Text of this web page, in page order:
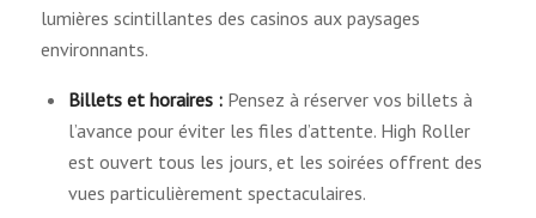
lumières scintillantes des casinos aux paysages
environnants.
Billets et horaires :Pensez à réserver vos billets à
l’avance pour éviter les files d’attente. High Roller
est ouvert tous les jours, et les soirées offrent des
vues particulièrement spectaculaires.